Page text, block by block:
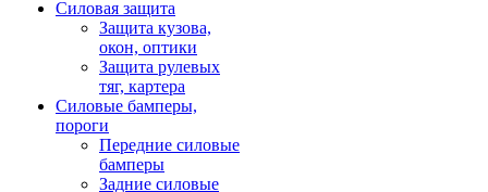
Силовая защита
Защита кузова,
окон, оптики
Защита рулевых
тяг, картера
Силовые бамперы,
пороги
Передние силовые
бамперы
Задние силовые